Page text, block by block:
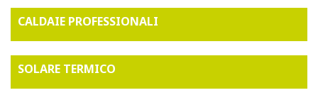
CALDAIE PROFESSIONALI
SOLARE TERMICO